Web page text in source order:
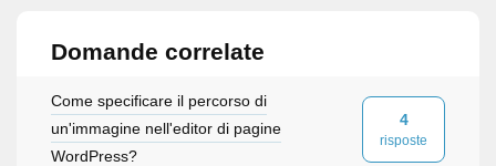
Domande correlate
Come specificare il percorso di
un'immagine nell'editor di pagine
WordPress?
4
risposte